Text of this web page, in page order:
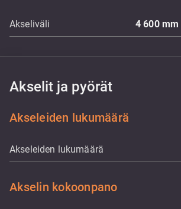
Akseliväli 4 600 mm
Akselit ja pyörät
Akseleiden lukumäärä
Akseleiden lukumäärä
Akselin kokoonpano